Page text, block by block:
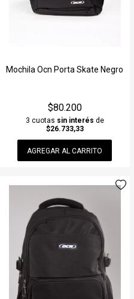
Mochila Ocn Porta Skate Negro
$80.200
3 cuotas sin interés de
$26.733,33
AGREGAR AL CARRITO